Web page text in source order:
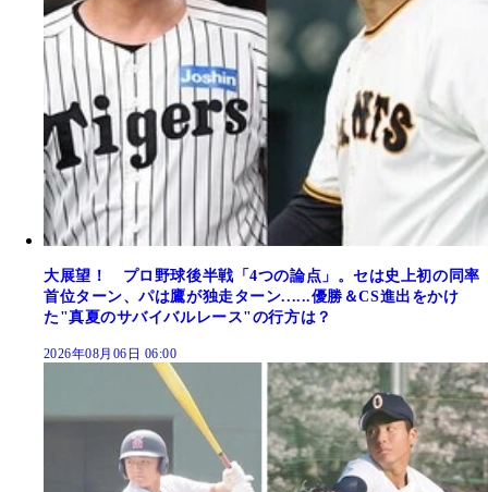
大展望！ プロ野球後半戦「4つの論点」。セは史上初の同率
首位ターン、パは鷹が独走ターン......優勝＆CS進出をかけ
た"真夏のサバイバルレース"の行方は？
2026年08月06日 06:00